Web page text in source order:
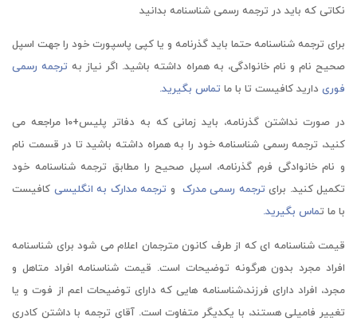
نکاتی که باید در ترجمه رسمی شناسنامه بدانید
برای ترجمه شناسنامه حتما باید گذرنامه و یا کپی پاسپورت خود را جهت اسپل
صحیح نام و نام خانوادگی، به همراه داشته باشید. اگر نیاز بهترجمه رسمی
فوریدارید کافیست تا با ماتماس بگیرید.
در صورت نداشتن گذرنامه، باید زمانی که به دفاتر پلیس+10 مراجعه می
کنید، ترجمه رسمی شناسنامه خود را به همراه داشته باشید تا در قسمت نام
و نام خانوادگی فرم گذرنامه، اسپل صحیح را مطابق ترجمه شناسنامه خود
تکمیل کنید. برایترجمه رسمی مدرکوترجمه مدارک به انگلیسیکافیست
با ما ت ماس بگیرید.
قیمت شناسنامه ای که از طرف کانون مترجمان اعلام می شود برای شناسنامه
افراد مجرد بدون هرگونه توضیحات است. قیمت شناسنامه افراد متاهل و
مجرد، افراد دارای فرزند،شناسنامه هایی که دارای توضیحات اعم از فوت و یا
تغییر فامیلی هستند، با یکدیگر متفاوت است. آقای ترجمه با داشتن کادری